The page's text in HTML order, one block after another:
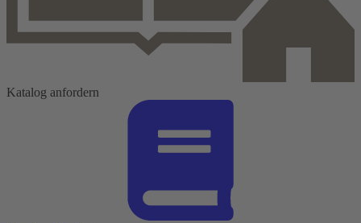
Katalog anfordern